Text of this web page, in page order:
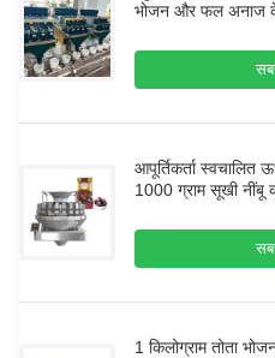
भोजन और फल अनाज के
आपूर्तिकर्ता स्वचालित
1000 ग्राम सूखी नींबू
1 किलोग्राम तोता